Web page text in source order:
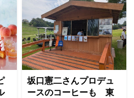
坂口憲二さんプロデュ
ースのコーヒーも 東